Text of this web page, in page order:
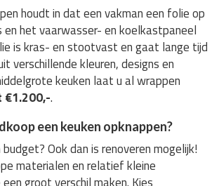
houdt in dat een vakman een folie op
en het vaarwasser- en koelkastpaneel
is kras- en stootvast en gaat lange tijd
verschillende kleuren, designs en
keuken laat u al wrappen
.
een keuken opknappen?
Ook dan is renoveren mogelijk!
materialen en relatief kleine